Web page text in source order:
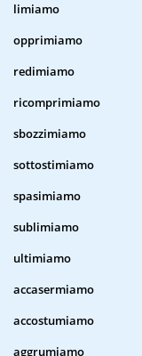
limiamo
opprimiamo
redimiamo
ricomprimiamo
sbozzimiamo
sottostimiamo
spasimiamo
sublimiamo
ultimiamo
accasermiamo
accostumiamo
aggrumiamo